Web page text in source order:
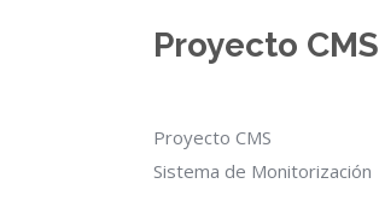
Proyecto CMS
Proyecto CMS
Sistema de Monitorización